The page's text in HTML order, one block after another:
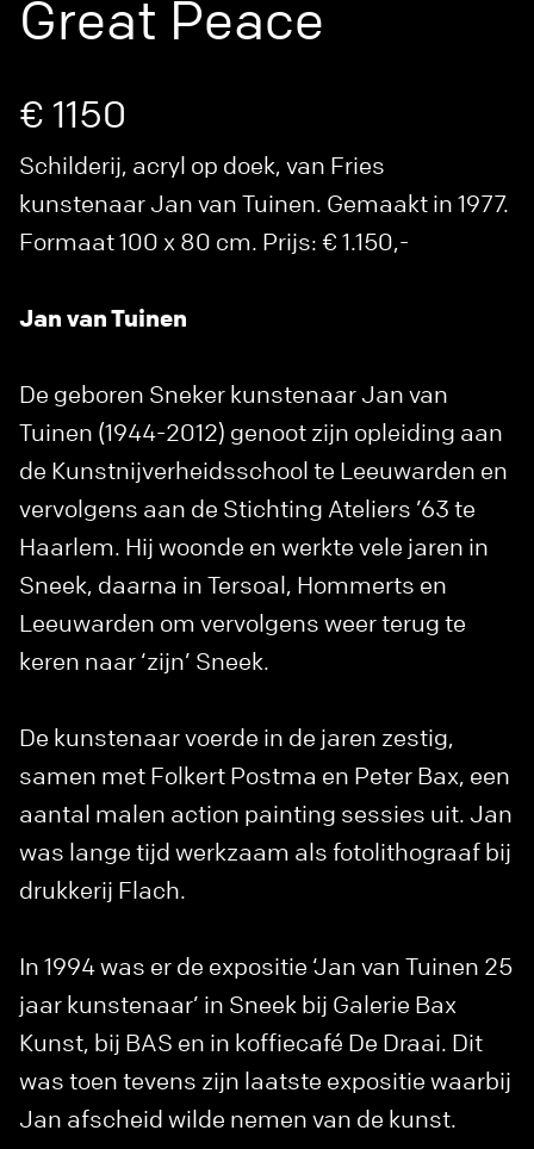
Great Peace
€ 1150
Schilderij, acryl op doek, van Fries
kunstenaar Jan van Tuinen. Gemaakt in 1977.
Formaat 100 x 80 cm. Prijs: € 1.150,-
Jan van Tuinen
De geboren Sneker kunstenaar Jan van
Tuinen (1944-2012) genoot zijn opleiding aan
de Kunstnijverheidsschool te Leeuwarden en
vervolgens aan de Stichting Ateliers ’63 te
Haarlem. Hij woonde en werkte vele jaren in
Sneek, daarna in Tersoal, Hommerts en
Leeuwarden om vervolgens weer terug te
keren naar ‘zijn’ Sneek.
De kunstenaar voerde in de jaren zestig,
samen met Folkert Postma en Peter Bax, een
aantal malen action painting sessies uit. Jan
was lange tijd werkzaam als fotolithograaf bij
drukkerij Flach.
In 1994 was er de expositie ‘Jan van Tuinen 25
jaar kunstenaar’ in Sneek bij Galerie Bax
Kunst, bij BAS en in koffiecafé De Draai. Dit
was toen tevens zijn laatste expositie waarbij
Jan afscheid wilde nemen van de kunst.